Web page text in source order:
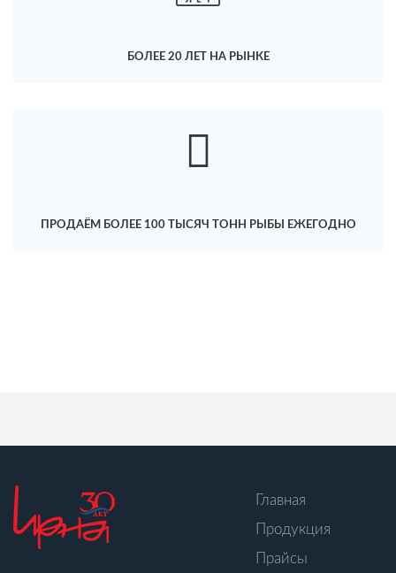
БОЛЕЕ 20 ЛЕТ НА РЫНКЕ
ПРОДАЁМ БОЛЕЕ 100 ТЫСЯЧ ТОНН РЫБЫ ЕЖЕГОДНО
Главная
Продукция
Прайсы